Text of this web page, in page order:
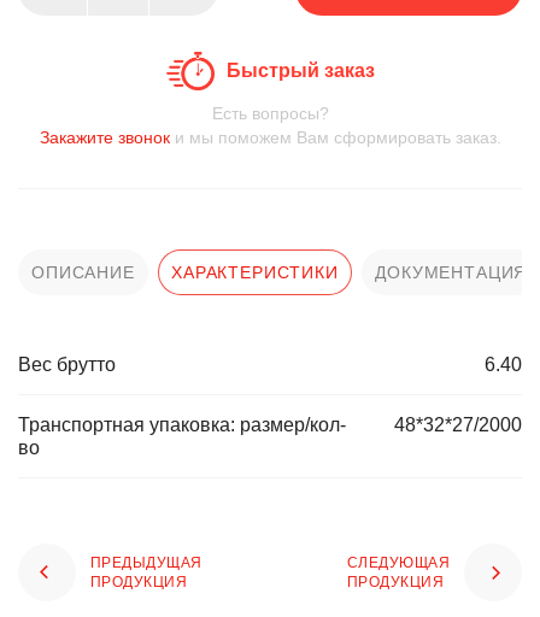
Быстрый заказ
Есть вопросы?
Закажите звоноки мы поможем Вам сформировать заказ.
ОПИСАНИЕ ХАРАКТЕРИСТИКИ ДОКУМЕНТАЦИЯ
Вес брутто 6.40
Транспортная упаковка: размер/кол-
во
48*32*27/2000
ПРЕДЫДУЩАЯ
ПРОДУКЦИЯ
СЛЕДУЮЩАЯ
ПРОДУКЦИЯ